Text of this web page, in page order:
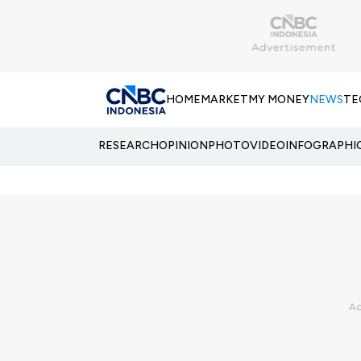
HOMEMARKETMY MONEYNEWS
RESEARCHOPINIONPHOTOVIDEO